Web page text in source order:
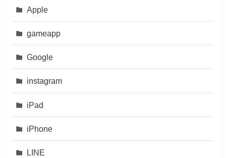
Apple
gameapp
Google
instagram
iPad
iPhone
LINE